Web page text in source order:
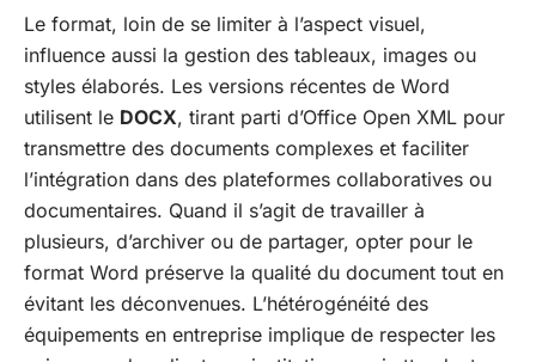
Le format, loin de se limiter à l’aspect visuel,
influence aussi la gestion des tableaux, images ou
styles élaborés. Les versions récentes de Word
utilisent le DOCX, tirant parti d’Office Open XML pour
transmettre des documents complexes et faciliter
l’intégration dans des plateformes collaboratives ou
documentaires. Quand il s’agit de travailler à
plusieurs, d’archiver ou de partager, opter pour le
format Word préserve la qualité du document tout en
évitant les déconvenues. L’hétérogénéité des
équipements en entreprise implique de respecter les